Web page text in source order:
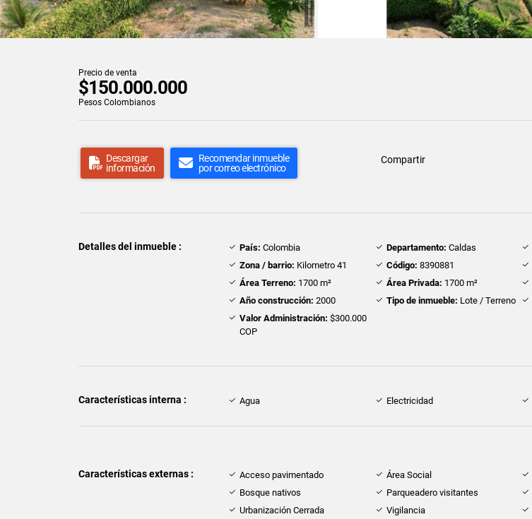
Precio de venta
$150.000.000
Pesos Colombianos
Descargar
información
Recomendar inmueble
por correo electrónico
Compartir
Detalles del inmueble : País: Colombia Departamento: Caldas
Zona / barrio: Kilometro 41 Código: 8390881
Área Terreno: 1700 m² Área Privada: 1700 m²
Año construcción: 2000 Tipo de inmueble: Lote / Terreno
Valor Administración: $300.000
COP
Características interna : Agua Electricidad
Características externas : Acceso pavimentado Área Social
Bosque nativos
Parqueadero visitantes
Urbanización Cerrada
Vigilancia